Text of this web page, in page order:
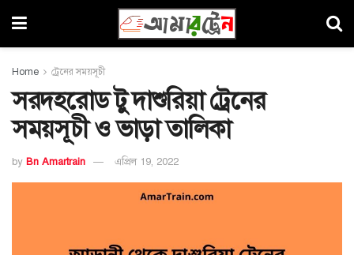
Home ট্রেনের সময়সূচী
সরদহরোড টু দাশুরিয়া ট্রেনের
সময়সূচী ও ভাড়া তালিকা
by Bn Amartrain এপ্রিল 19, 2022